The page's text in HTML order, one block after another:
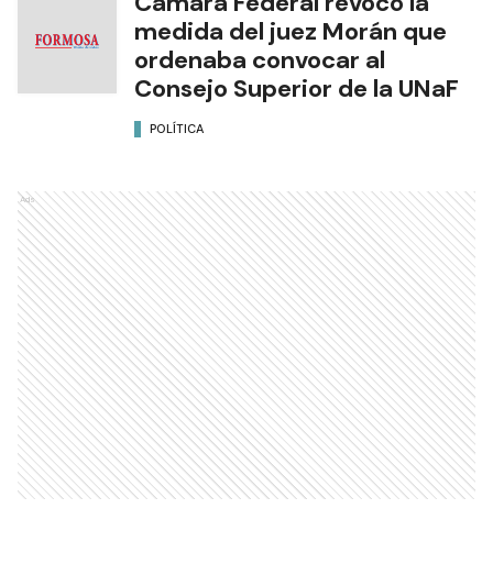
medida del juez Morán que
ordenaba convocar al
Consejo Superior de la UNaF
POLÍTICA
Ads